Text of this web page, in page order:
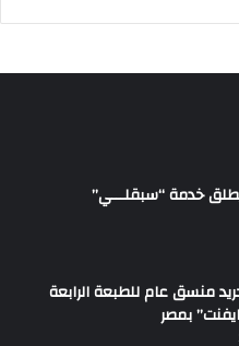
يطلق خدمة “سبقلـــي”
حريد منسق عام للطبعة الرابعة
بمصر